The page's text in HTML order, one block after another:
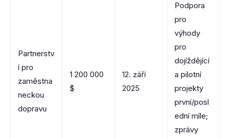
Partnerstv
í pro
zaměstna
neckou
dopravu
1 200 000
$
12. září
2025
Podpora
pro
výhody
pro
dojíždějící
a pilotní
projekty
první/posl
ední míle;
zprávy